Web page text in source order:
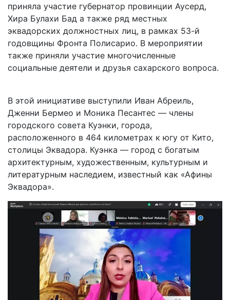
приняла участие губернатор провинции Аусерд,
Хира Булахи Бад а также ряд местных
эквадорских должностных лиц, в рамках 53-й
годовщины Фронта Полисарио. В мероприятии
также приняли участие многочисленные
социальные деятели и друзья сахарского вопроса.
В этой инициативе выступили Иван Абреиль,
Дженни Бермео и Моника Песантес — члены
городского совета Куэнки, города,
расположенного в 464 километрах к югу от Кито,
столицы Эквадора. Куэнка — город с богатым
архитектурным, художественным, культурным и
литературным наследием, известный как «Афины
Эквадора».